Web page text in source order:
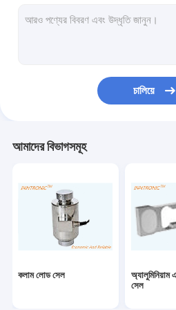
বেলন পরিবাহক স্কেল
স্ট্যাটিক চার্জিং সরঞ্জাম
টিআইজে ইঙ্কজেট প্রিন্টার
চালিয়ে
আমাদের বিভাগসমূহ
কলাম লোড সেল
অ্যালুমিনিয়াম
সেল